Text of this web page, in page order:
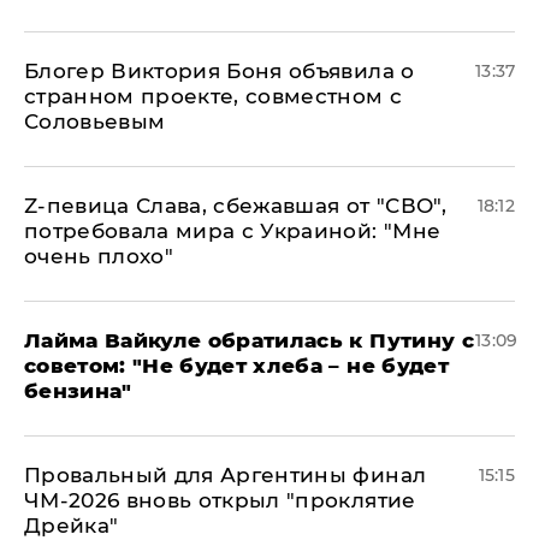
Блогер Виктория Боня объявила о
странном проекте, совместном с
Соловьевым
13:37
Z-певица Слава, сбежавшая от "СВО",
потребовала мира с Украиной: "Мне
очень плохо"
18:12
Лайма Вайкуле обратилась к Путину с
советом: "Не будет хлеба – не будет
бензина"
13:09
Провальный для Аргентины финал
ЧМ-2026 вновь открыл "проклятие
Дрейка"
15:15